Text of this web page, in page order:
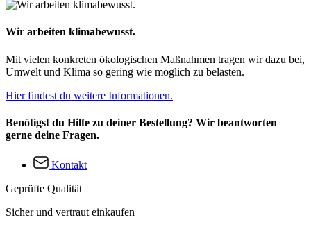
Wir arbeiten klimabewusst.
Mit vielen konkreten ökologischen Maßnahmen tragen wir dazu bei,
Umwelt und Klima so gering wie möglich zu belasten.
Hier findest du weitere Informationen.
Benötigst du Hilfe zu deiner Bestellung? Wir beantworten
gerne deine Fragen.
Kontakt
Geprüfte Qualität
Sicher und vertraut einkaufen